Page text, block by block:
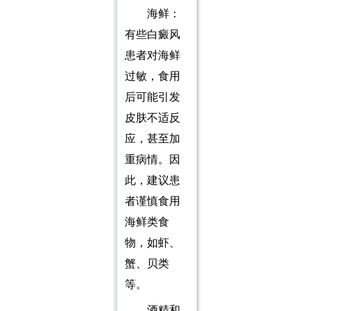
海鲜：
有些白癜风
患者对海鲜
过敏，食用
后可能引发
皮肤不适反
应，甚至加
重病情。因
此，建议患
者谨慎食用
海鲜类食
物，如虾、
蟹、贝类
等。